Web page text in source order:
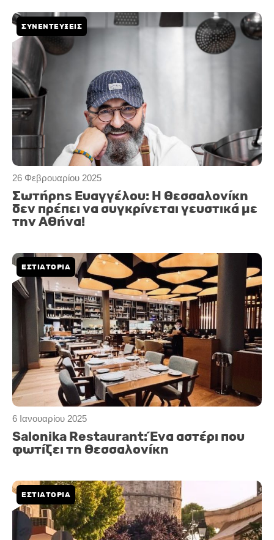
26 Φεβρουαρίου 2025
ΣΥΝΕΝΤΕΥΞΕΙΣ
Σωτήρης Ευαγγέλου: Η Θεσσαλονίκη
δεν πρέπει να συγκρίνεται γευστικά με
την Αθήνα!
6 Ιανουαρίου 2025
ΕΣΤΙΑΤΟΡΙΑ
Salonika Restaurant: Ένα αστέρι που
φωτίζει τη Θεσσαλονίκη
ΕΣΤΙΑΤΟΡΙΑ